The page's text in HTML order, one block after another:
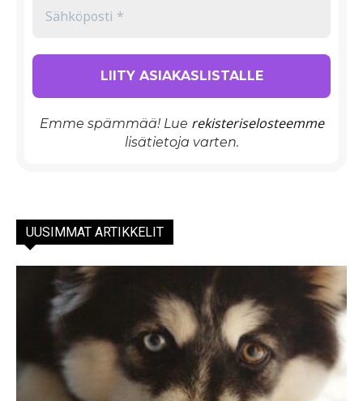
Emme spämmää! Lue rekisteriselosteemme
lisätietoja varten.
UUSIMMAT ARTIKKELIT